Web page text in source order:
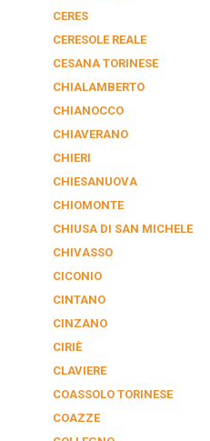
CERES
CERESOLE REALE
CESANA TORINESE
CHIALAMBERTO
CHIANOCCO
CHIAVERANO
CHIERI
CHIESANUOVA
CHIOMONTE
CHIUSA DI SAN MICHELE
CHIVASSO
CICONIO
CINTANO
CINZANO
CIRIÈ
CLAVIERE
COASSOLO TORINESE
COAZZE